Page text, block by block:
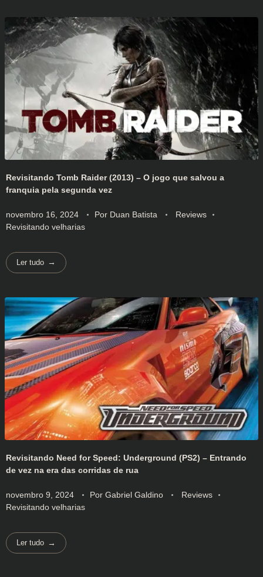
Revisitando Tomb Raider (2013) – O jogo que salvou a
franquia pela segunda vez
novembro 16, 2024 Por Duan Batista
Reviews
Revisitando velharias
Ler tudo
Revisitando Need for Speed: Underground (PS2) – Entrando
de vez na era das corridas de rua
novembro 9, 2024 Por Gabriel Galdino
Reviews
Revisitando velharias
Ler tudo